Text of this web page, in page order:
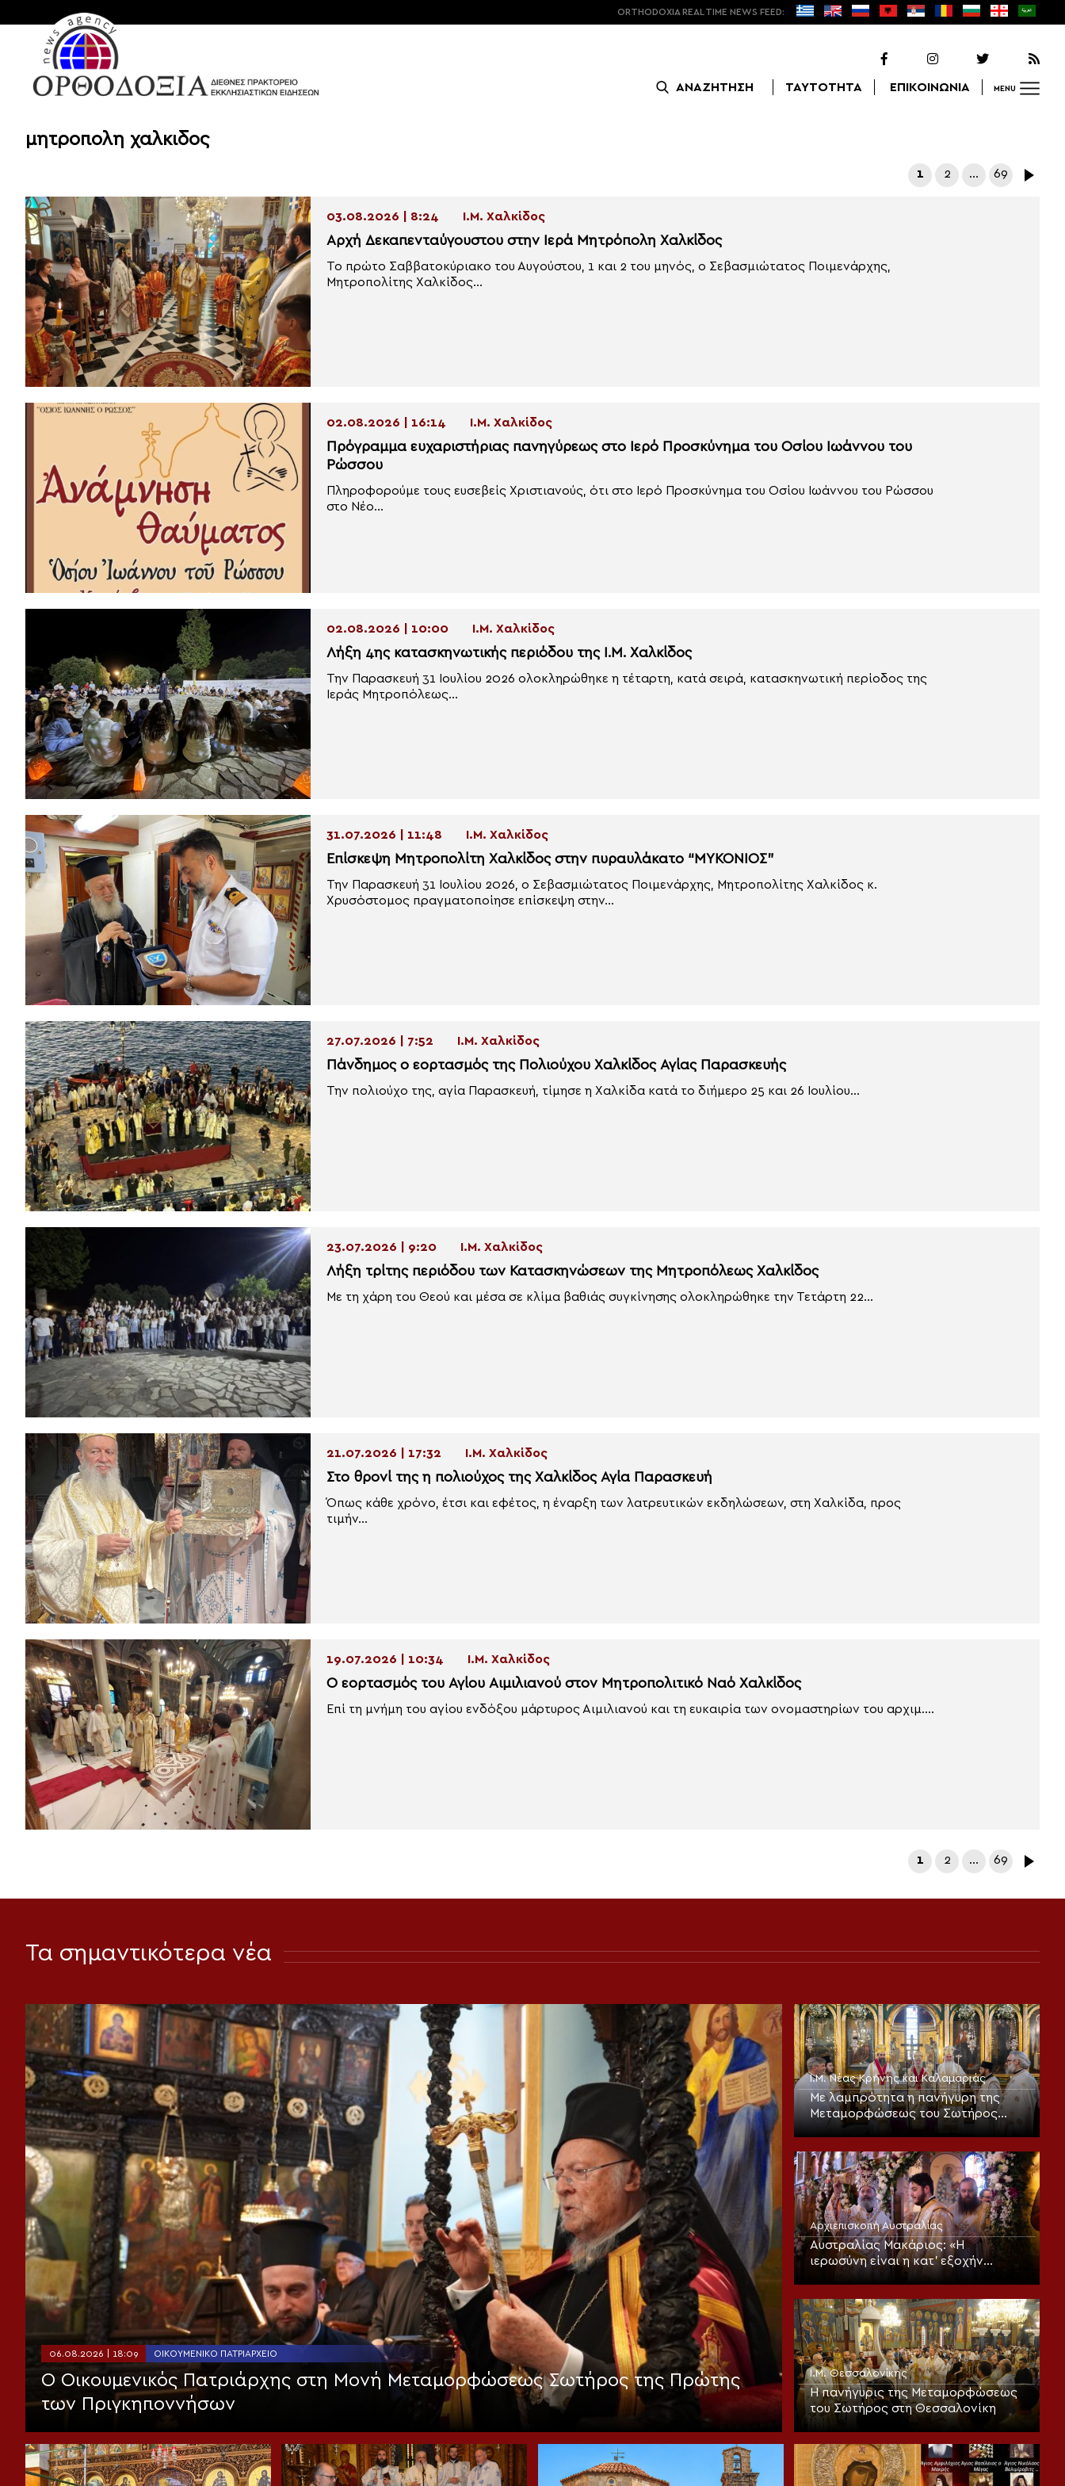
ORTHODOXIA REAL TIME NEWS FEED:
ΑΝΑΖΗΤΗΣΗ ΤΑΥΤΟΤΗΤΑ ΕΠΙΚΟΙΝΩΝΙΑ MENU
μητροπολη χαλκιδος
1 2 … 69
03.08.2026 | 8:24 Ι.Μ. Χαλκίδος
Αρχή Δεκαπενταύγουστου στην Ιερά Μητρόπολη Χαλκίδος
Το πρώτο Σαββατοκύριακο του Αυγούστου, 1 και 2 του μηνός, ο Σεβασμιώτατος Ποιμενάρχης,
Μητροπολίτης Χαλκίδος...
02.08.2026 | 16:14 Ι.Μ. Χαλκίδος
Πρόγραμμα ευχαριστήριας πανηγύρεως στο Ιερό Προσκύνημα του Οσίου Ιωάννου του
Ρώσσου
Πληροφορούμε τους ευσεβείς Χριστιανούς, ότι στο Ιερό Προσκύνημα του Οσίου Ιωάννου του Ρώσσου
στο Νέο...
02.08.2026 | 10:00 Ι.Μ. Χαλκίδος
Λήξη 4ης κατασκηνωτικής περιόδου της Ι.Μ. Χαλκίδος
Την Παρασκευή 31 Ιουλίου 2026 ολοκληρώθηκε η τέταρτη, κατά σειρά, κατασκηνωτική περίοδος της
Ιεράς Μητροπόλεως...
31.07.2026 | 11:48 Ι.Μ. Χαλκίδος
Επίσκεψη Μητροπολίτη Χαλκίδος στην πυραυλάκατο “ΜΥΚΟΝΙΟΣ”
Την Παρασκευή 31 Ιουλίου 2026, ο Σεβασμιώτατος Ποιμενάρχης, Μητροπολίτης Χαλκίδος κ.
Χρυσόστομος πραγματοποίησε επίσκεψη στην...
27.07.2026 | 7:52 Ι.Μ. Χαλκίδος
Πάνδημος ο εορτασμός της Πολιούχου Χαλκίδος Αγίας Παρασκευής
Την πολιούχο της, αγία Παρασκευή, τίμησε η Χαλκίδα κατά το διήμερο 25 και 26 Ιουλίου...
23.07.2026 | 9:20 Ι.Μ. Χαλκίδος
Λήξη τρίτης περιόδου των Κατασκηνώσεων της Μητροπόλεως Χαλκίδος
Με τη χάρη του Θεού και μέσα σε κλίμα βαθιάς συγκίνησης ολοκληρώθηκε την Τετάρτη 22...
21.07.2026 | 17:32 Ι.Μ. Χαλκίδος
Στο θρονί της η πολιούχος της Χαλκίδος Αγία Παρασκευή
Όπως κάθε χρόνο, έτσι και εφέτος, η έναρξη των λατρευτικών εκδηλώσεων, στη Χαλκίδα, προς
τιμήν...
19.07.2026 | 10:34 Ι.Μ. Χαλκίδος
Ο εορτασμός του Αγίου Αιμιλιανού στον Μητροπολιτικό Ναό Χαλκίδος
Επί τη μνήμη του αγίου ενδόξου μάρτυρος Αιμιλιανού και τη ευκαιρία των ονομαστηρίων του αρχιμ....
1 2 … 69
Τα σημαντικότερα νέα
06.08.2026 | 18:09 ΟΙΚΟΥΜΕΝΙΚΌ ΠΑΤΡΙΑΡΧΕΊΟ
Ο Οικουμενικός Πατριάρχης στη Μονή Μεταμορφώσεως Σωτήρος της Πρώτης
των Πριγκηποννήσων
Ι.Μ. Νέας Κρήνης και Καλαμαριάς
Με λαμπρότητα η πανήγυρη της
Μεταμορφώσεως του Σωτήρος
στην Καλαμαριά (ΦΩΤΟ)
Αρχιεπισκοπή Αυστραλίας
Αυστραλίας Μακάριος: «Η
ιερωσύνη είναι η κατ’ εξοχήν
μεταμορφωτική δύναμη μέσα σε
πνευματικά»
Ι.Μ. Θεσσαλονίκης
Η πανήγυρις της Μεταμορφώσεως
του Σωτήρος στη Θεσσαλονίκη